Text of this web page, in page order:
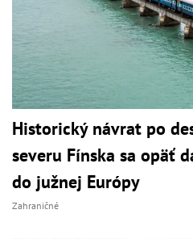
Historický návrat po
severu Fínska sa opäť
do južnej Európy
Zahraničné